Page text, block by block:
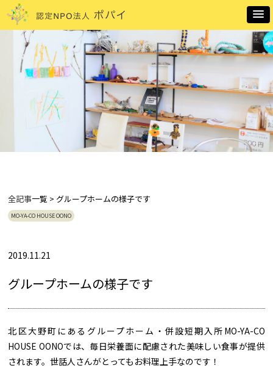
全記事一覧 > グループホームの様子です
MO-YA-CO HOUSE OONO
2019.11.21
グループホームの様子です
北区大野町にあるグループホーム・併設短期入所MO-YA-CO
HOUSE OONOでは、毎日栄養面に配慮された美味しい食事が提供
されます。世話人さんがとってもお料理上手なのです！